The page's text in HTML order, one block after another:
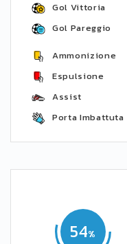
Gol Vittoria
Gol Pareggio
Ammonizione
Espulsione
Assist
Porta Imbattuta
54